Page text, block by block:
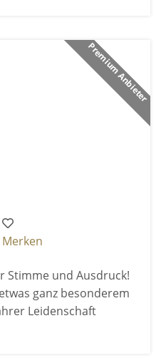
Premium Anbieter
Merken
Stimme und Ausdruck!
ganz besonderem
Leidenschaft